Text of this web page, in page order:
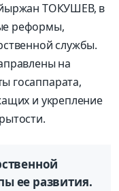
ТОКУШЕВ, в
реформы,
службы.
на
госаппарата,
и укрепление
ее развития.